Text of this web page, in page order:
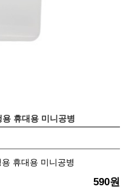
휴대용 미니공병
휴대용 미니공병
590원